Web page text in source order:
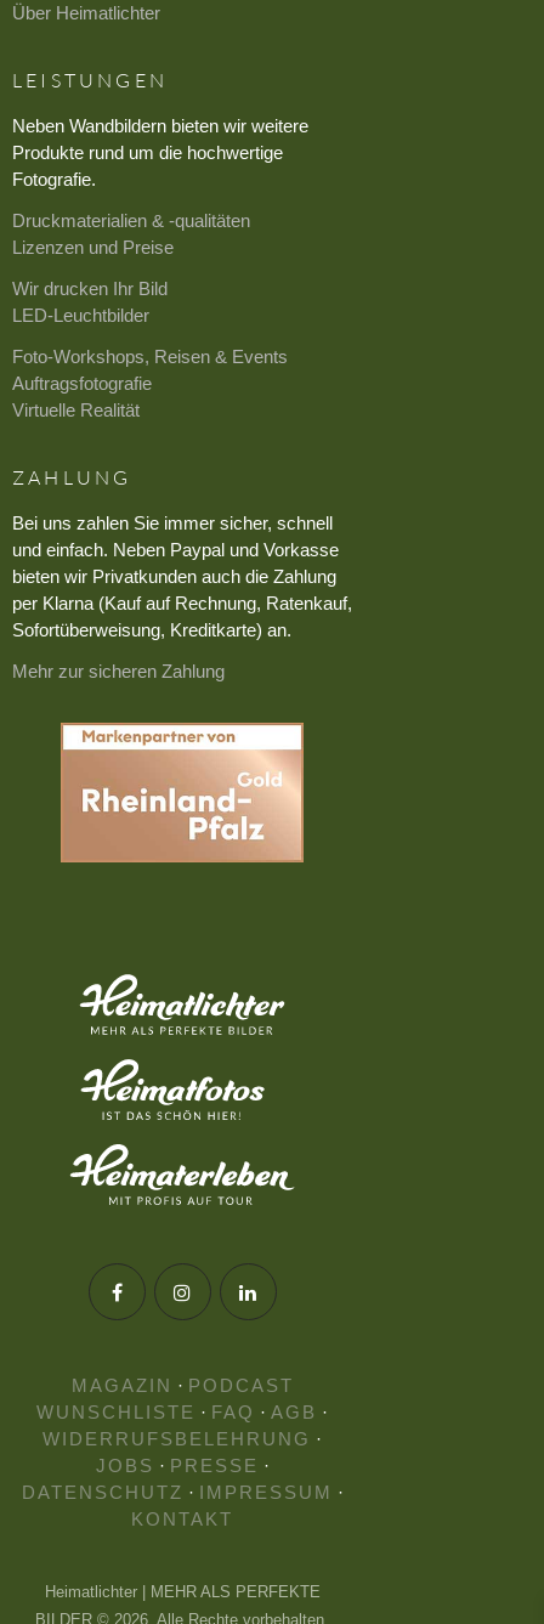
Über Heimatlichter
LEISTUNGEN
Neben Wandbildern bieten wir weitere
Produkte rund um die hochwertige
Fotografie.
Druckmaterialien & -qualitäten
Lizenzen und Preise
Wir drucken Ihr Bild
LED-Leuchtbilder
Foto-Workshops, Reisen & Events
Auftragsfotografie
Virtuelle Realität
ZAHLUNG
Bei uns zahlen Sie immer sicher, schnell
und einfach. Neben Paypal und Vorkasse
bieten wir Privatkunden auch die Zahlung
per Klarna (Kauf auf Rechnung, Ratenkauf,
Sofortüberweisung, Kreditkarte) an.
Mehr zur sicheren Zahlung
MAGAZIN · PODCAST
WUNSCHLISTE · FAQ · AGB ·
WIDERRUFSBELEHRUNG ·
JOBS · PRESSE ·
DATENSCHUTZ · IMPRESSUM ·
KONTAKT
Heimatlichter | MEHR ALS PERFEKTE
BILDER © 2026. Alle Rechte vorbehalten.